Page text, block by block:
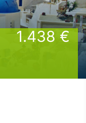
1.438 €